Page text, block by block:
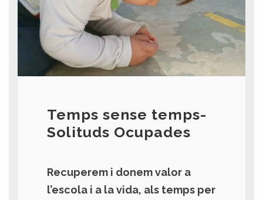
Temps sense temps-
Solituds Ocupades
Recuperem i donem valor a
l’escola i a la vida, als temps per